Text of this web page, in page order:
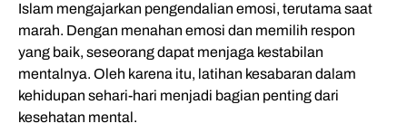
Islam mengajarkan pengendalian emosi, terutama saat
marah. Dengan menahan emosi dan memilih respon
yang baik, seseorang dapat menjaga kestabilan
mentalnya. Oleh karena itu, latihan kesabaran dalam
kehidupan sehari-hari menjadi bagian penting dari
kesehatan mental.